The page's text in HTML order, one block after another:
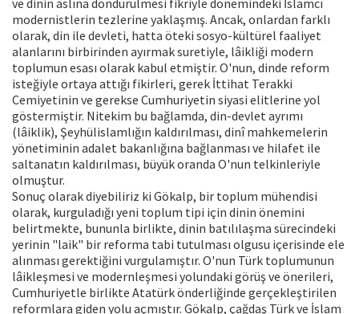
ve dinin aslına döndürülmesi fikriyle dönemindeki İslamcı
modernistlerin tezlerine yaklaşmış. Ancak, onlardan farklı
olarak, din ile devleti, hatta öteki sosyo-kültürel faaliyet
alanlarını birbirinden ayırmak suretiyle, lâikliği modern
toplumun esası olarak kabul etmiştir. O'nun, dinde reform
isteğiyle ortaya attığı fikirleri, gerek İttihat Terakki
Cemiyetinin ve gerekse Cumhuriyetin siyasi elitlerine yol
göstermiştir. Nitekim bu bağlamda, din-devlet ayrımı
(lâiklik), Şeyhülislamlığın kaldırılması, dinî mahkemelerin
yönetiminin adalet bakanlığına bağlanması ve hilafet ile
saltanatın kaldırılması, büyük oranda O'nun telkinleriyle
olmuştur.
Sonuç olarak diyebiliriz ki Gökalp, bir toplum mühendisi
olarak, kurguladığı yeni toplum tipi için dinin önemini
belirtmekte, bununla birlikte, dinin batılılaşma sürecindeki
yerinin "laik" bir reforma tabi tutulması olgusu içerisinde ele
alınması gerektiğini vurgulamıştır. O'nun Türk toplumunun
lâikleşmesi ve modernleşmesi yolundaki görüş ve önerileri,
Cumhuriyetle birlikte Atatürk önderliğinde gerçekleştirilen
reformlara giden yolu açmıştır. Gökalp, çağdaş Türk ve İslam